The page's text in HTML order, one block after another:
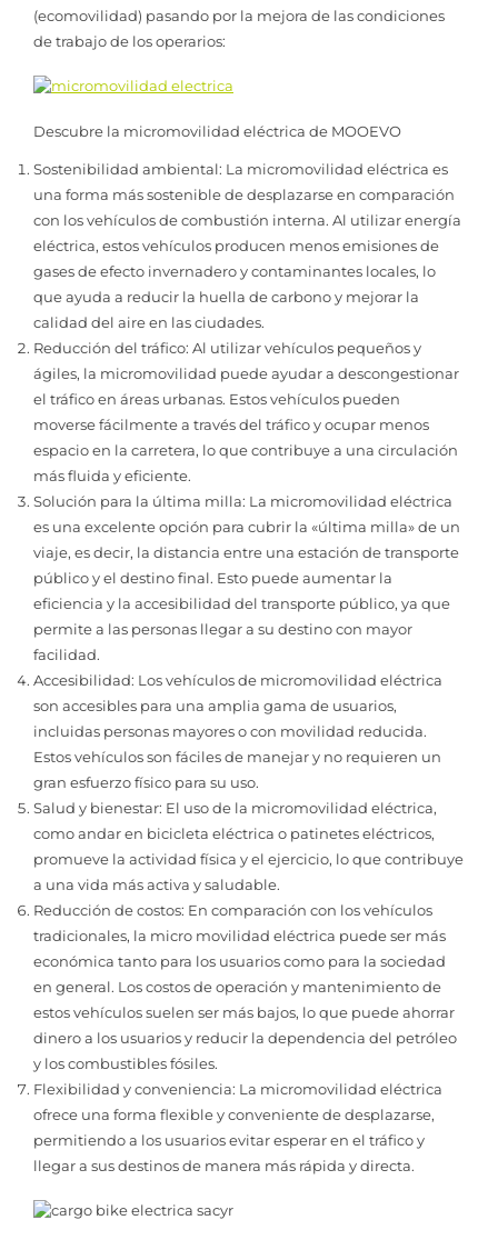
(ecomovilidad) pasando por la mejora de las condiciones
de trabajo de los operarios:
Descubre la micromovilidad eléctrica de MOOEVO
Sostenibilidad ambiental: La micromovilidad eléctrica es
una forma más sostenible de desplazarse en comparación
con los vehículos de combustión interna. Al utilizar energía
eléctrica, estos vehículos producen menos emisiones de
gases de efecto invernadero y contaminantes locales, lo
que ayuda a reducir la huella de carbono y mejorar la
calidad del aire en las ciudades.
Reducción del tráfico: Al utilizar vehículos pequeños y
ágiles, la micromovilidad puede ayudar a descongestionar
el tráfico en áreas urbanas. Estos vehículos pueden
moverse fácilmente a través del tráfico y ocupar menos
espacio en la carretera, lo que contribuye a una circulación
más fluida y eficiente.
Solución para la última milla: La micromovilidad eléctrica
es una excelente opción para cubrir la «última milla» de un
viaje, es decir, la distancia entre una estación de transporte
público y el destino final. Esto puede aumentar la
eficiencia y la accesibilidad del transporte público, ya que
permite a las personas llegar a su destino con mayor
facilidad.
Accesibilidad: Los vehículos de micromovilidad eléctrica
son accesibles para una amplia gama de usuarios,
incluidas personas mayores o con movilidad reducida.
Estos vehículos son fáciles de manejar y no requieren un
gran esfuerzo físico para su uso.
Salud y bienestar: El uso de la micromovilidad eléctrica,
como andar en bicicleta eléctrica o patinetes eléctricos,
promueve la actividad física y el ejercicio, lo que contribuye
a una vida más activa y saludable.
Reducción de costos: En comparación con los vehículos
tradicionales, la micro movilidad eléctrica puede ser más
económica tanto para los usuarios como para la sociedad
en general. Los costos de operación y mantenimiento de
estos vehículos suelen ser más bajos, lo que puede ahorrar
dinero a los usuarios y reducir la dependencia del petróleo
y los combustibles fósiles.
Flexibilidad y conveniencia: La micromovilidad eléctrica
ofrece una forma flexible y conveniente de desplazarse,
permitiendo a los usuarios evitar esperar en el tráfico y
llegar a sus destinos de manera más rápida y directa.